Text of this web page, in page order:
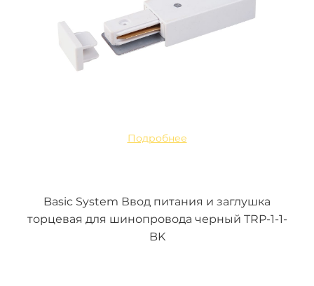
Подробнее
Basic System Ввод питания и заглушка
торцевая для шинопровода черный TRP-1-1-
BK